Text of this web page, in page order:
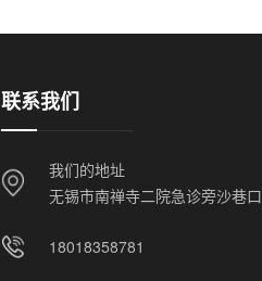
联系我们
我们的地址
无锡市南禅寺二院急诊旁沙巷口
18018358781